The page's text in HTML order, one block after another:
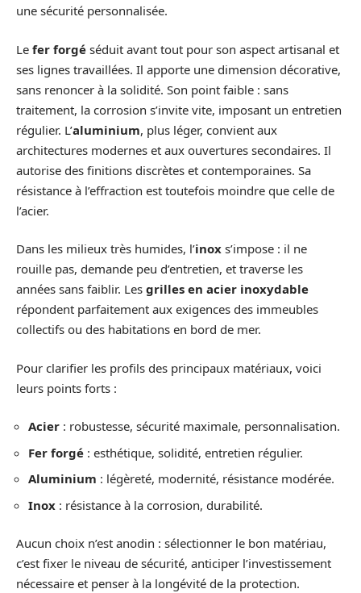
une sécurité personnalisée.
Le fer forgé séduit avant tout pour son aspect artisanal et
ses lignes travaillées. Il apporte une dimension décorative,
sans renoncer à la solidité. Son point faible : sans
traitement, la corrosion s’invite vite, imposant un entretien
régulier. L’aluminium, plus léger, convient aux
architectures modernes et aux ouvertures secondaires. Il
autorise des finitions discrètes et contemporaines. Sa
résistance à l’effraction est toutefois moindre que celle de
l’acier.
Dans les milieux très humides, l’inox s’impose : il ne
rouille pas, demande peu d’entretien, et traverse les
années sans faiblir. Les grilles en acier inoxydable
répondent parfaitement aux exigences des immeubles
collectifs ou des habitations en bord de mer.
Pour clarifier les profils des principaux matériaux, voici
leurs points forts :
Acier : robustesse, sécurité maximale, personnalisation.
Fer forgé : esthétique, solidité, entretien régulier.
Aluminium : légèreté, modernité, résistance modérée.
Inox : résistance à la corrosion, durabilité.
Aucun choix n’est anodin : sélectionner le bon matériau,
c’est fixer le niveau de sécurité, anticiper l’investissement
nécessaire et penser à la longévité de la protection.